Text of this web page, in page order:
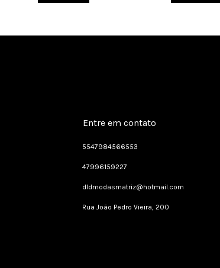
Entre em contato
5547984566553
47996159227
dldmodasmatriz@hotmail.com
Rua João Pedro Vieira, 200